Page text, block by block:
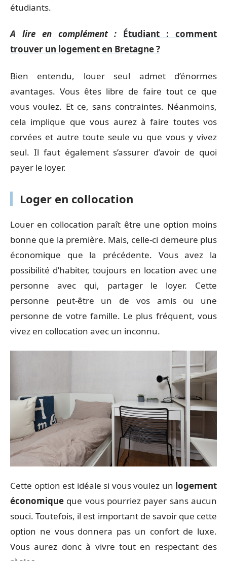
étudiants.
A lire en complément :
Étudiant : comment
trouver un logement en Bretagne ?
Bien entendu, louer seul admet d’énormes
avantages. Vous êtes libre de faire tout ce que
vous voulez. Et ce, sans contraintes. Néanmoins,
cela implique que vous aurez à faire toutes vos
corvées et autre toute seule vu que vous y vivez
seul. Il faut également s’assurer d’avoir de quoi
payer le loyer.
Loger en collocation
Louer en collocation paraît être une option moins
bonne que la première. Mais, celle-ci demeure plus
économique que la précédente. Vous avez la
possibilité d’habiter, toujours en location avec une
personne avec qui, partager le loyer. Cette
personne peut-être un de vos amis ou une
personne de votre famille. Le plus fréquent, vous
vivez en collocation avec un inconnu.
Cette option est idéale si vous voulez un logement
économique que vous pourriez payer sans aucun
souci. Toutefois, il est important de savoir que cette
option ne vous donnera pas un confort de luxe.
Vous aurez donc à vivre tout en respectant des